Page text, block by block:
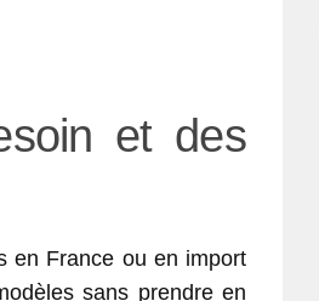
et des
en France ou en import
sans prendre en